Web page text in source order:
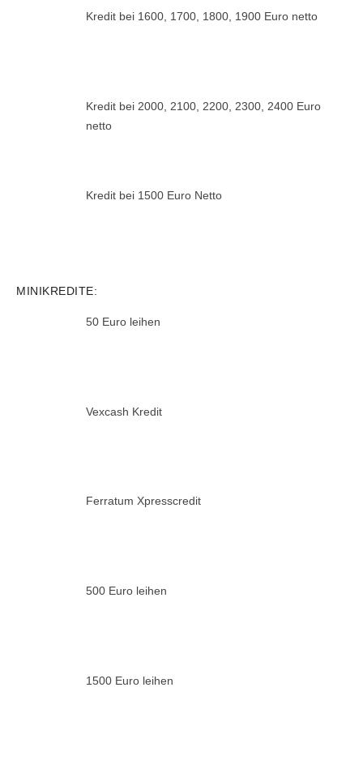
Kredit bei 1600, 1700, 1800, 1900 Euro netto
Kredit bei 2000, 2100, 2200, 2300, 2400 Euro
netto
Kredit bei 1500 Euro Netto
MINIKREDITE:
50 Euro leihen
Vexcash Kredit
Ferratum Xpresscredit
500 Euro leihen
1500 Euro leihen